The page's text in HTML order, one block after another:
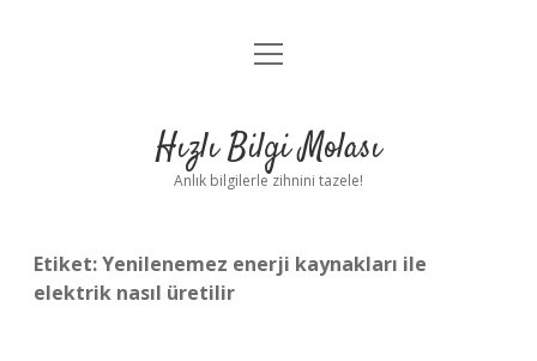
Anasayfa
Yasal Uyarı
menüyü
Hızlı Bilgi Molası
Anlık bilgilerle zihnini tazele!
Etiket:Yenilenemez enerji kaynakları ile
elektrik nasıl üretilir